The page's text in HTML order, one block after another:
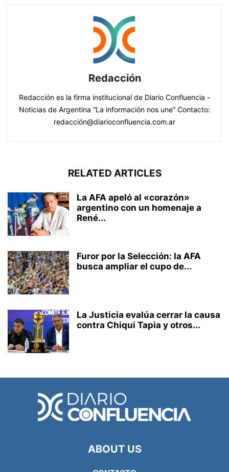
Redacción
Redacción es la firma institucional de Diario Confluencia -
Noticias de Argentina “La información nos une” Contacto:
redacción@diarioconfluencia.com.ar
RELATED ARTICLES
La AFA apeló al «corazón»
argentino con un homenaje a
René...
Furor por la Selección: la AFA
busca ampliar el cupo de...
La Justicia evalúa cerrar la causa
contra Chiqui Tapia y otros...
ABOUT US